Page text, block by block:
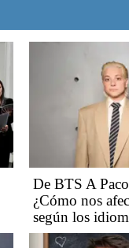
De BTS A
¿Cómo nos
según los